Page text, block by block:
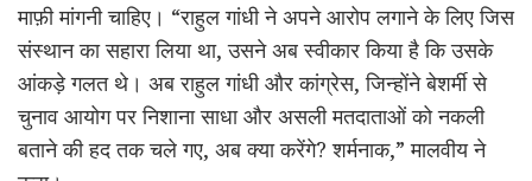
माफ़ी मांगनी चाहिए। “राहुल गांधी ने अपने आरोप लगाने के लिए जिस
संस्थान का सहारा लिया था, उसने अब स्वीकार किया है कि उसके
आंकड़े गलत थे। अब राहुल गांधी और कांग्रेस, जिन्होंने बेशर्मी से
चुनाव आयोग पर निशाना साधा और असली मतदाताओं को नकली
बताने की हद तक चले गए, अब क्या करेंगे? शर्मनाक,” मालवीय ने